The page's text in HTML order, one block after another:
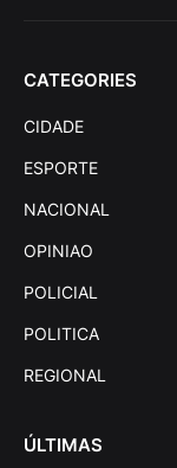
CATEGORIES
CIDADE
ESPORTE
NACIONAL
OPINIAO
POLICIAL
POLITICA
REGIONAL
ÚLTIMAS